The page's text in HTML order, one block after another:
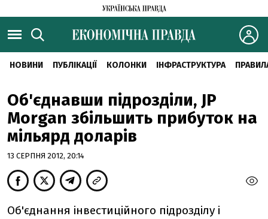
НОВИНИ ПУБЛІКАЦІЇ КОЛОНКИ ІНФРАСТРУКТУРА
Об'єднавши підрозділи, JP
Morgan збільшить прибуток на
мільярд доларів
13 СЕРПНЯ 2012, 20:14
Об'єднання інвестиційного підрозділу і